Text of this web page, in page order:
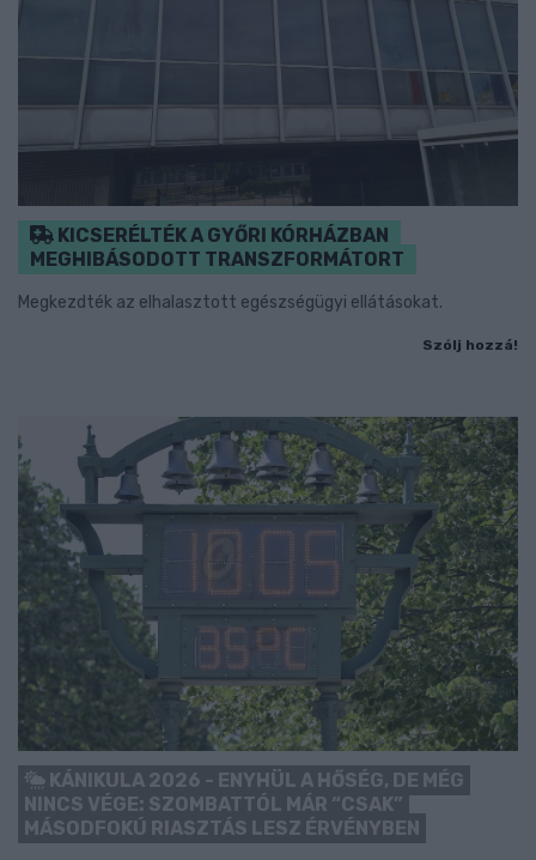
KICSERÉLTÉK A GYŐRI KÓRHÁZBAN
MEGHIBÁSODOTT TRANSZFORMÁTORT
Megkezdték az elhalasztott egészségügyi ellátásokat.
Szólj hozzá!
KÁNIKULA 2026 - ENYHÜL A HŐSÉG, DE MÉG
NINCS VÉGE: SZOMBATTÓL MÁR “CSAK”
MÁSODFOKÚ RIASZTÁS LESZ ÉRVÉNYBEN